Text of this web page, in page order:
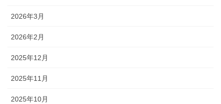
2026年3月
2026年2月
2025年12月
2025年11月
2025年10月